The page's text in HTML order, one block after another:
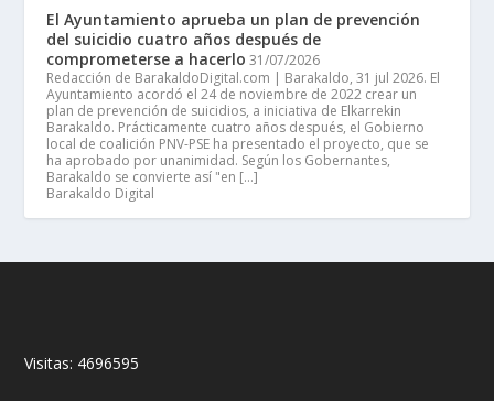
El Ayuntamiento aprueba un plan de prevención
del suicidio cuatro años después de
comprometerse a hacerlo 31/07/2026
Redacción de BarakaldoDigital.com | Barakaldo, 31 jul 2026. El
Ayuntamiento acordó el 24 de noviembre de 2022 crear un
plan de prevención de suicidios, a iniciativa de Elkarrekin
Barakaldo. Prácticamente cuatro años después, el Gobierno
local de coalición PNV-PSE ha presentado el proyecto, que se
ha aprobado por unanimidad. Según los Gobernantes,
Barakaldo se convierte así "en […]
Barakaldo Digital
Visitas: 4696595